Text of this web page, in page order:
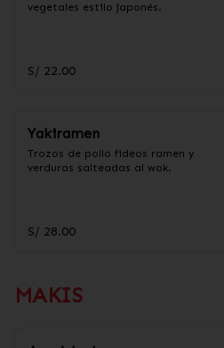
vegetales estilo japonés.
S/ 22.00
Yakiramen
Trozos de pollo fideos ramen y
verduras salteadas al wok.
S/ 28.00
MAKIS